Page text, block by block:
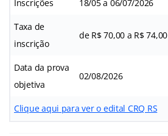
Inscrições 18/05 a 06/07/2026
Taxa de
inscrição
de R$ 70,00 a R$ 74,00
Data da prova
objetiva
02/08/2026
Clique aqui para ver o edital CRQ RS